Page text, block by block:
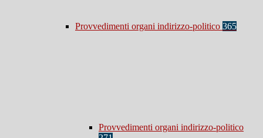
Provvedimenti organi indirizzo-politico 365
Provvedimenti organi indirizzo-politico